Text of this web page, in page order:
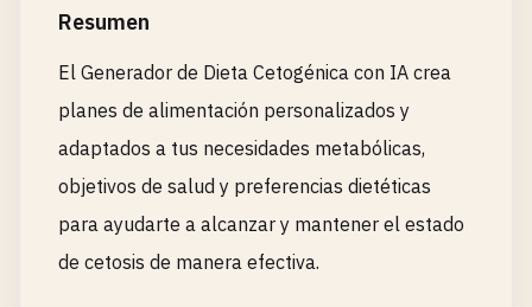
Resumen
El Generador de Dieta Cetogénica con IA crea
planes de alimentación personalizados y
adaptados a tus necesidades metabólicas,
objetivos de salud y preferencias dietéticas
para ayudarte a alcanzar y mantener el estado
de cetosis de manera efectiva.